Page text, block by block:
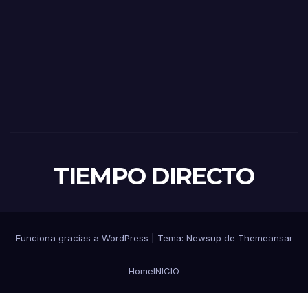
TIEMPO DIRECTO
Funciona gracias a WordPress Tema: Newsup de Themeansar
HomeINICIO